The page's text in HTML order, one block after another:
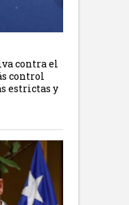
contra el
control
estrictas y